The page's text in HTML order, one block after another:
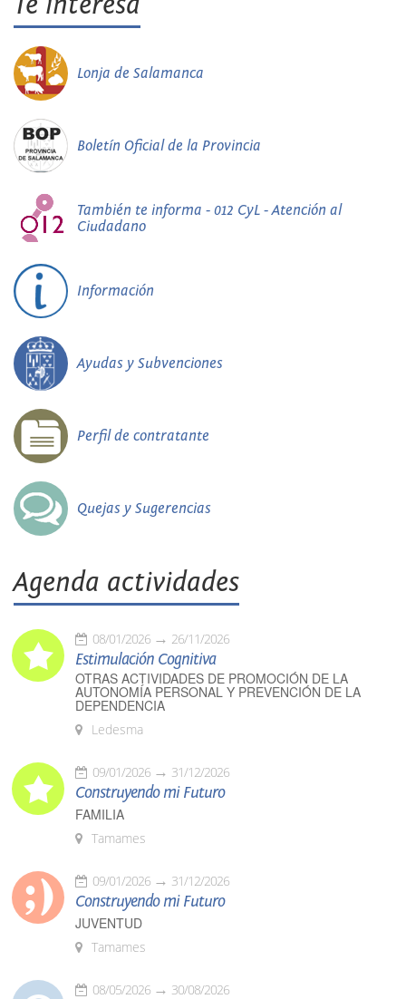
Lonja de Salamanca
Boletín Oficial de la Provincia
También te informa - 012 CyL - Atención al
Ciudadano
Información
Ayudas y Subvenciones
Perfil de contratante
Quejas y Sugerencias
Agenda actividades
08/01/2026 26/11/2026
Estimulación Cognitiva
OTRAS ACTIVIDADES DE PROMOCIÓN DE LA
AUTONOMÍA PERSONAL Y PREVENCIÓN DE LA
DEPENDENCIA
Ledesma
09/01/2026 31/12/2026
Construyendo mi Futuro
FAMILIA
Tamames
09/01/2026 31/12/2026
Construyendo mi Futuro
JUVENTUD
Tamames
08/05/2026 30/08/2026